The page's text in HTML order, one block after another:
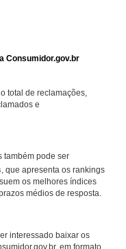
Consumidor.gov.br
total de reclamações,
e
também pode ser
, que apresenta os rankings
os melhores índices
médios de resposta.
interessado baixar os